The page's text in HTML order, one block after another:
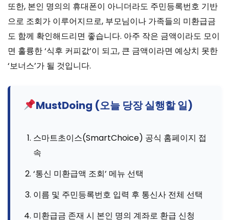
또한, 본인 명의의 휴대폰이 아니더라도 주민등록번호 기반
으로 조회가 이루어지므로, 부모님이나 가족들의 미환급금
도 함께 확인해드리면 좋습니다. 아주 작은 금액이라도 모이
면 훌륭한 ‘식후 커피값’이 되고, 큰 금액이라면 예상치 못한
‘보너스’가 될 것입니다.
MustDoing (오늘 당장 실행할 일)
스마트초이스(SmartChoice) 공식 홈페이지 접
속
‘통신 미환급액 조회’ 메뉴 선택
이름 및 주민등록번호 입력 후 통신사 전체 선택
미환급금 존재 시 본인 명의 계좌로 환급 신청